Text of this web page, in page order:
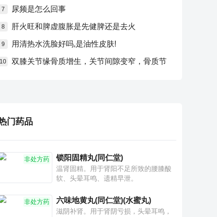
7 尿频是怎么回事
8 肝火旺和脾虚腹胀是先健脾还是去火
9 用清热水洗脸好吗,是油性皮肤!
10 双膝关节缘骨质增生，关节间隙变窄，骨质节
门药品
非处方药 锁阳固精丸(同仁堂)
温肾固精。用于肾阳不足所致的腰膝酸
软、头晕耳鸣、遗精早泄。
非处方药 六味地黄丸(同仁堂)(水蜜丸)
滋阴补肾。用于肾阴亏损，头晕耳鸣，